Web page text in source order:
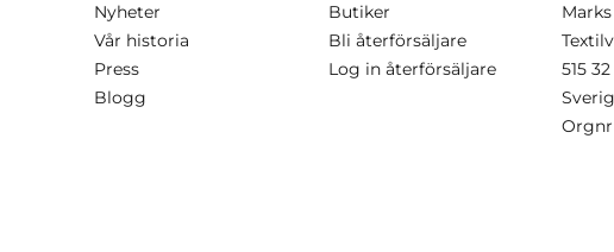
Nyheter
Vår historia
Press
Blogg
Butiker
Bli återförsäljare
Log in återförsäljare
515
Orgnr